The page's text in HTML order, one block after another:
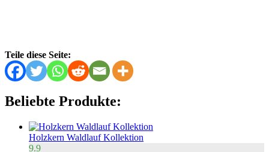
Teile diese Seite:
Beliebte Produkte:
Holzkern Waldlauf Kollektion
9.9